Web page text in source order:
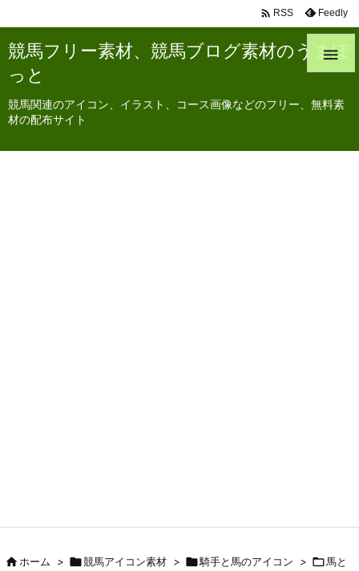
競馬フリー素材、競馬ブログ素材のうまぽ
っと
競馬関連のアイコン、イラスト、コース画像などのフリー、無料素
材の配布サイト

 RSS Feedly
ホーム > 競馬アイコン素材 > 騎手と馬のアイコン > 馬と